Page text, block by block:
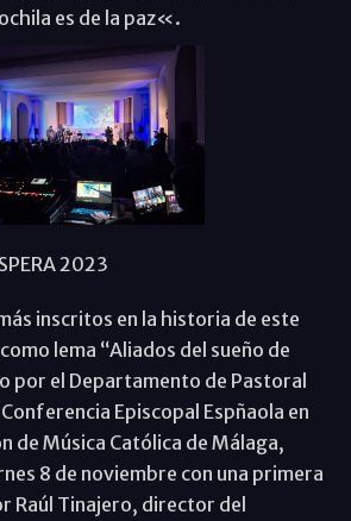
es de la paz«.
2023
inscritos en la historia de este
lema “Aliados del sueño de
por el Departamento de Pastoral
Episcopal Espñaola en
de Música Católica de Málaga,
8 de noviembre con una primera
Raúl Tinajero, director del